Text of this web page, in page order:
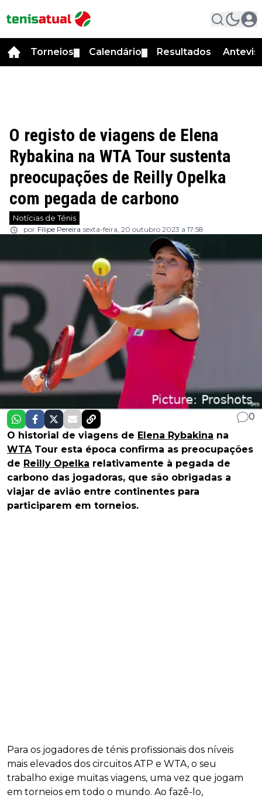
Torneios Calendário Resultados
O registo de viagens de Elena
Rybakina na WTA Tour sustenta
preocupações de Reilly Opelka
com pegada de carbono
Notícias de Ténis
por Filipe Pereira sexta-feira, 20 outubro 2023 a 17:58
0
O historial de viagens de Elena Rybakina na
WTATour esta época confirma as preocupações
de Reilly Opelka relativamente à pegada de
carbono das jogadoras, que são obrigadas a
viajar de avião entre continentes para
participarem em torneios.
Para os jogadores de ténis profissionais dos níveis
mais elevados dos circuitos ATP e WTA, o seu
trabalho exige muitas viagens, uma vez que jogam
em torneios em todo o mundo. Ao fazê-lo,